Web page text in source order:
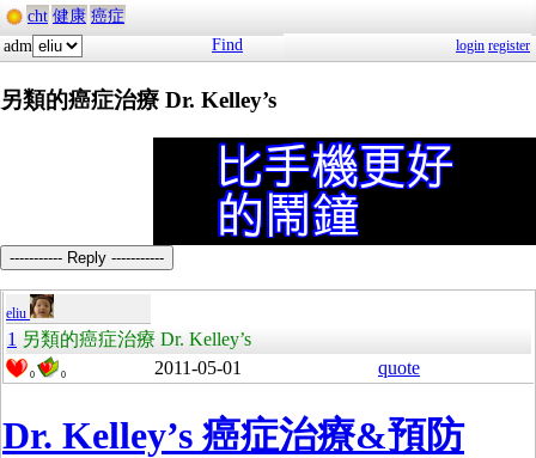
cht 健康 癌症
adm
Find login register
另類的癌症治療 Dr. Kelley’s
----------- Reply -----------
eliu
1 另類的癌症治療 Dr. Kelley’s
0 0 2011-05-01 quote
Dr. Kelley’s 癌症治療&預防